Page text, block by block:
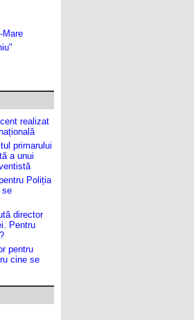
Mare
realizat
primarului
a unui
Poliția
se
director
Pentru
pentru
cine se